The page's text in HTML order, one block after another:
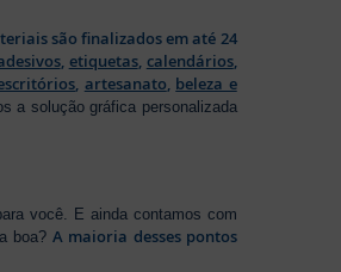
são finalizados em até 24
, etiquetas, calendários,
, artesanato, beleza e
a solução gráfica personalizada
você. E ainda contamos com
boa?A maioria desses pontos